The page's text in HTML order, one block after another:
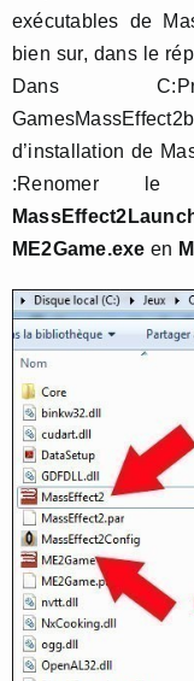
exécutables de
bien sur, dans le
Dans
d’installation de
:Renomer
ME2Game.exe en